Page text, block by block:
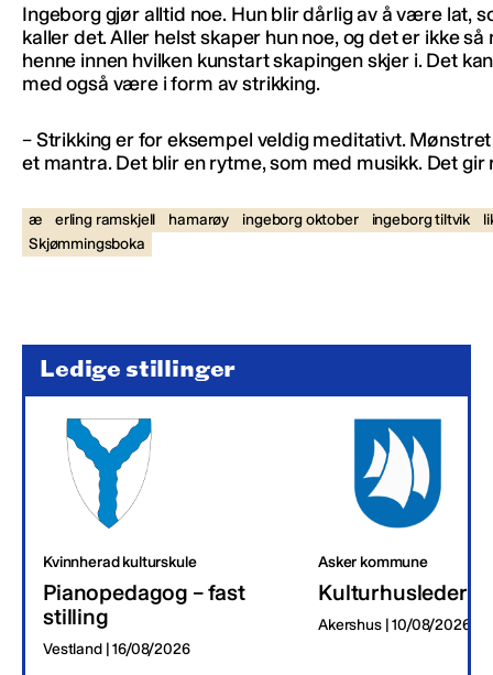
Ingeborg gjør alltid noe. Hun blir dårlig av å være lat,
kaller det. Aller helst skaper hun noe, og det er ikke så
henne innen hvilken kunstart skapingen skjer i. Det
med også være i form av strikking.
– Strikking er for eksempel veldig meditativt.
et mantra. Det blir en rytme, som med musikk. Det gir
æ erling ramskjell hamarøy ingeborg oktober ingeborg tiltvik
Skjømmingsboka
Ledige stillinger
Kvinnherad kulturskule
Pianopedagog – fast
stilling
Vestland | 16/08/2026
Asker kommune
Kulturhusleder
Akershus | 10/08/2026